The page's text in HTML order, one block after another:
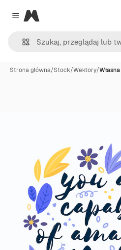
Close menu
Magnific
Strona główna/Stock/Wektory/